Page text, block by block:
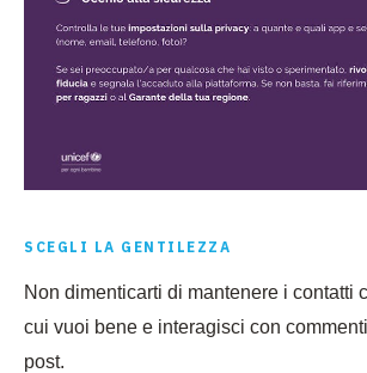
SCEGLI LA GENTILEZZA
Non dimenticarti di mantenere i contatti
cui vuoi bene e interagisci con
post.